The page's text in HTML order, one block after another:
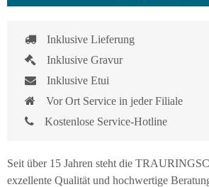
Inklusive Lieferung
Inklusive Gravur
Inklusive Etui
Vor Ort Service in jeder Filiale
Kostenlose Service-Hotline
Seit über 15 Jahren steht die
exzellente Qualität und hochwertige